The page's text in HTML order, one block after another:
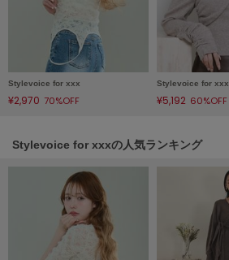
le
le coq sportif
LeSportsac
レスポートサック
LILY BROWN
リリーブラウン
Stylevoice for xxx
¥2,970 70%OFF
Stylevoice for xxx
¥5,192 60%OFF
Stylevoice for xxxの人気ランキング